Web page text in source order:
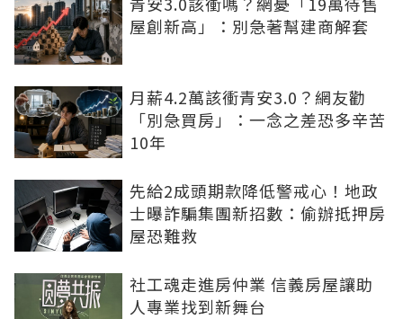
屋創新高」：別急著幫建商解套
月薪4.2萬該衝青安3.0？網友勸
「別急買房」：一念之差恐多辛苦
10年
先給2成頭期款降低警戒心！地政
士曝詐騙集團新招數：偷辦抵押房
屋恐難救
社工魂走進房仲業 信義房屋讓助
人專業找到新舞台